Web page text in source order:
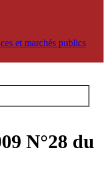
et marchés publics
N°28 du